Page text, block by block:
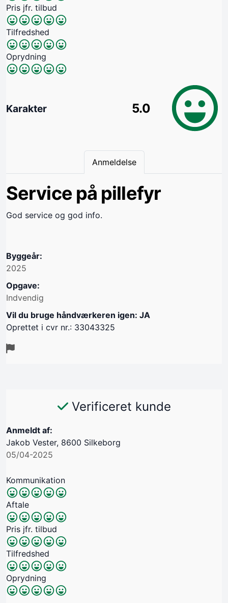
Pris jfr. tilbud
Tilfredshed
Oprydning
Karakter 5.0
Anmeldelse
Service på pillefyr
God service og god info.
Byggeår:
2025
Opgave:
Indvendig
Vil du bruge håndværkeren igen: JA
Oprettet i cvr nr.: 33043325
Verificeret kunde
Anmeldt af:
Jakob Vester, 8600 Silkeborg
05/04-2025
Kommunikation
Aftale
Pris jfr. tilbud
Tilfredshed
Oprydning